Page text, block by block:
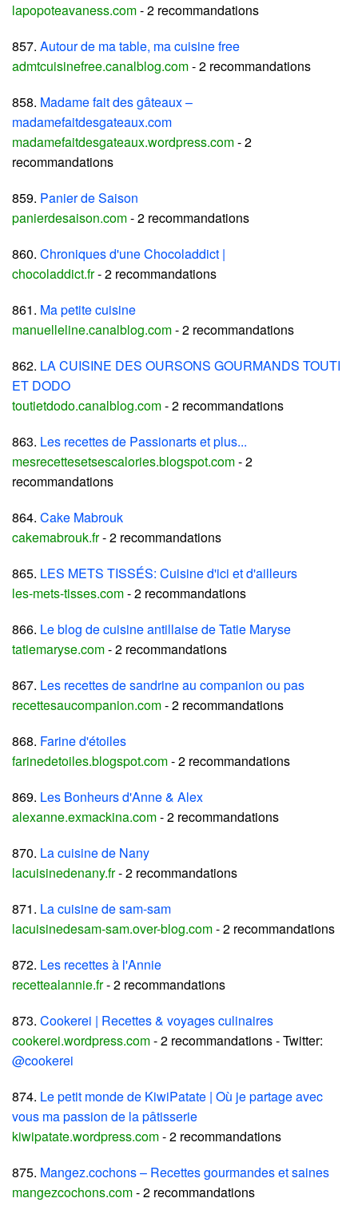
lapopoteavaness.com- 2 recommandations
857. Autour de ma table, ma cuisine free
admtcuisinefree.canalblog.com- 2 recommandations
858. Madame fait des gâteaux –
madamefaitdesgateaux.com
madamefaitdesgateaux.wordpress.com- 2
recommandations
859. Panier de Saison
panierdesaison.com- 2 recommandations
860. Chroniques d'une Chocoladdict |
chocoladdict.fr- 2 recommandations
861. Ma petite cuisine
manuelleline.canalblog.com- 2 recommandations
862. LA CUISINE DES OURSONS GOURMANDS TOUTI
ET DODO
toutietdodo.canalblog.com- 2 recommandations
863. Les recettes de Passionarts et plus...
mesrecettesetsescalories.blogspot.com- 2
recommandations
864. Cake Mabrouk
cakemabrouk.fr- 2 recommandations
865. LES METS TISSÉS: Cuisine d'ici et d'ailleurs
les-mets-tisses.com- 2 recommandations
866. Le blog de cuisine antillaise de Tatie Maryse
tatiemaryse.com- 2 recommandations
867. Les recettes de sandrine au companion ou pas
recettesaucompanion.com- 2 recommandations
868. Farine d'étoiles
farinedetoiles.blogspot.com- 2 recommandations
869. Les Bonheurs d'Anne & Alex
alexanne.exmackina.com- 2 recommandations
870. La cuisine de Nany
lacuisinedenany.fr- 2 recommandations
871. La cuisine de sam-sam
lacuisinedesam-sam.over-blog.com- 2 recommandations
872. Les recettes à l'Annie
recettealannie.fr- 2 recommandations
873. Cookerei | Recettes & voyages culinaires
cookerei.wordpress.com- 2 recommandations - Twitter:
@cookerei
874. Le petit monde de KiwiPatate | Où je partage avec
vous ma passion de la pâtisserie
kiwipatate.wordpress.com- 2 recommandations
875. Mangez.cochons – Recettes gourmandes et saines
mangezcochons.com- 2 recommandations